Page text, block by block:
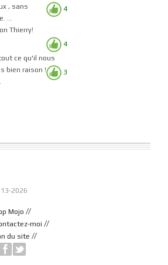
4
, sans
...
4
Thierry!
3
ce qu'il nous
bien raison !
2026
Mojo //
moi //
du site //